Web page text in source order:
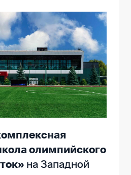
олимпийского
на Западной